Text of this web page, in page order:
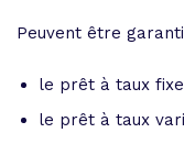
Peuvent être
le prêt à taux
le prêt à taux